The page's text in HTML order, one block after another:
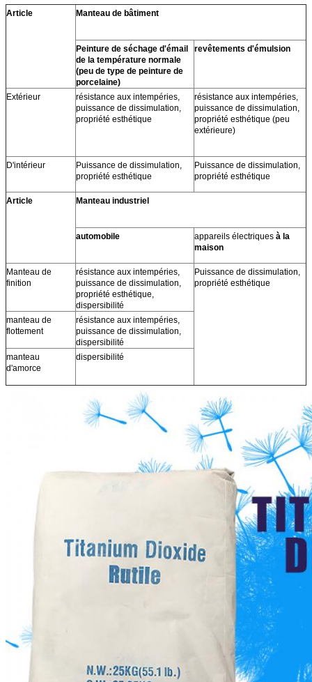
Article Manteau de bâtiment
Peinture de séchage d'émail
de la température normale
(peu de type de peinture de
porcelaine)
revêtements d'émulsion
Extérieur
résistance aux intempéries,
puissance de dissimulation,
propriété esthétique
résistance aux intempéries,
puissance de dissimulation,
propriété esthétique (peu
extérieure)
D'intérieur
Puissance de dissimulation,
propriété esthétique
Puissance de dissimulation,
propriété esthétique
Article Manteau industriel
automobile appareils électriques à la
maison
Manteau de
finition
résistance aux intempéries,
puissance de dissimulation,
propriété esthétique,
dispersibilité
Puissance de dissimulation,
propriété esthétique
manteau de
flottement
résistance aux intempéries,
puissance de dissimulation,
dispersibilité
manteau
d'amorce
dispersibilité